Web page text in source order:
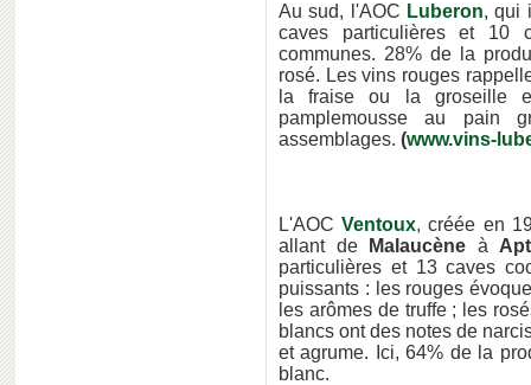
Au sud, l'AOC Luberon, qui
caves particulières et 10
communes. 28% de la
rosé. Les vins rouges
la fraise ou la groseille
pamplemousse au pain
assemblages. (www.vins-
L'AOCVentoux, créée en
allant de
Malaucène à Apt
particulières et 13 caves
puissants : les rouges
les arômes de truffe ; les
blancs ont des notes de
et agrume. Ici, 64% de la
blanc.